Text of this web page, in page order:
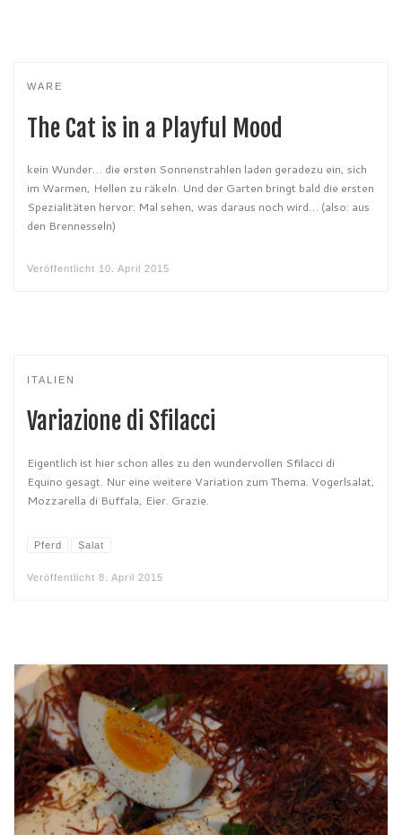
WARE
The Cat is in a Playful Mood
kein Wunder… die ersten Sonnenstrahlen laden geradezu ein, sich
im Warmen, Hellen zu räkeln. Und der Garten bringt bald die ersten
Spezialitäten hervor: Mal sehen, was daraus noch wird… (also: aus
den Brennesseln)
Veröffentlicht 10. April 2015
ITALIEN
Variazione di Sfilacci
Eigentlich ist hier schon alles zu den wundervollen Sfilacci di
Equino gesagt. Nur eine weitere Variation zum Thema. Vogerlsalat,
Mozzarella di Buffala, Eier. Grazie.
Pferd Salat
Veröffentlicht 8. April 2015